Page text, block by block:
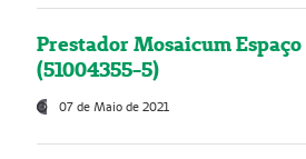
Prestador Mosaicum
(51004355-5)
07 de Maio de 2021